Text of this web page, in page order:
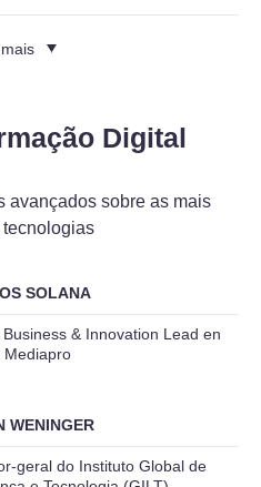
Digital
avançados sobre as mais
tecnologias
SOLANA
Business & Innovation Lead en
Mediapro
WENINGER
geral do Instituto Global de